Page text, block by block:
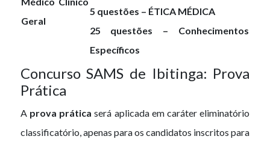
Geral
5 questões – ÉTICA MÉDICA
25 questões – Conhecimentos
Específicos
Concurso SAMS de Ibitinga: Prova
Prática
A prova práticaserá aplicada em caráter eliminatório
classificatório, apenas para os candidatos inscritos para